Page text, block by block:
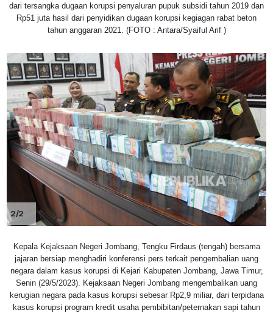
dari tersangka dugaan korupsi penyaluran pupuk subsidi tahun 2019 dan
Rp51 juta hasil dari penyidikan dugaan korupsi kegiagan rabat beton
tahun anggaran 2021. (FOTO : Antara/Syaiful Arif )
2/2
Kepala Kejaksaan Negeri Jombang, Tengku Firdaus (tengah) bersama
jajaran bersiap menghadiri konferensi pers terkait pengembalian uang
negara dalam kasus korupsi di Kejari Kabupaten Jombang, Jawa Timur,
Senin (29/5/2023). Kejaksaan Negeri Jombang mengembalikan uang
kerugian negara pada kasus korupsi sebesar Rp2,9 miliar, dari terpidana
kasus korupsi program kredit usaha pembibitan/peternakan sapi tahun